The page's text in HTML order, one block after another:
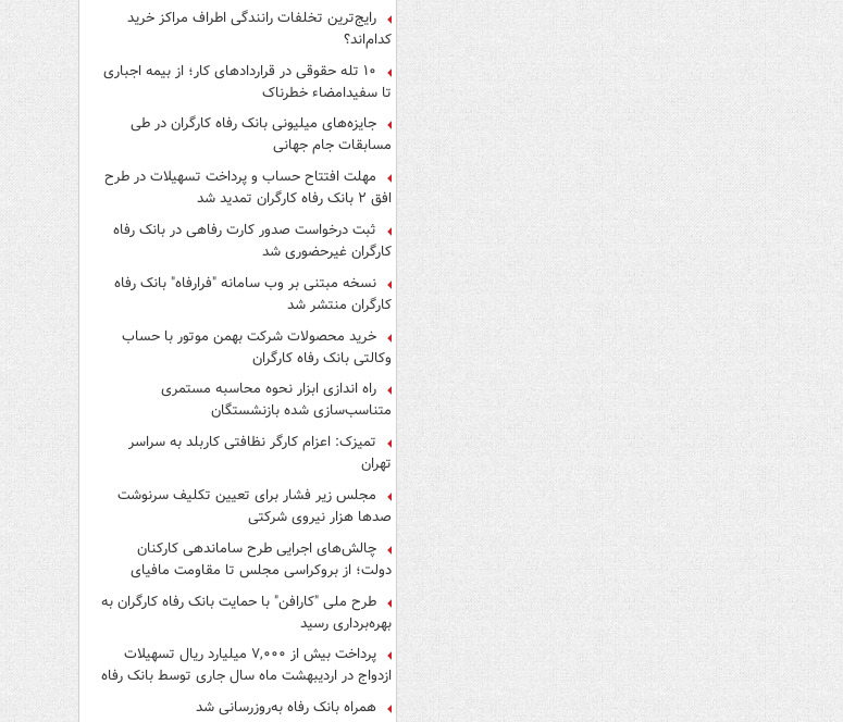
رایج‌ترین تخلفات رانندگی اطراف مراکز خرید
کدام‌اند؟
۱۰ تله حقوقی در قراردادهای کار؛ از بیمه اجباری
تا سفیدامضاء خطرناک
جایزه‌های میلیونی بانک رفاه کارگران در طی
مسابقات جام جهانی
مهلت افتتاح حساب و پرداخت تسهیلات در طرح
افق ۲ بانک رفاه کارگران تمدید شد
ثبت درخواست صدور کارت رفاهی در بانک رفاه
کارگران غیرحضوری شد
نسخه مبتنی بر وب سامانه "فرارفاه" بانک رفاه
کارگران منتشر شد
خرید محصولات شرکت بهمن موتور با حساب
وکالتی بانک رفاه کارگران
راه اندازی ابزار نحوه محاسبه مستمری
متناسب‌سازی شده بازنشستگان
تمیزک: اعزام کارگر نظافتی کاربلد به سراسر
تهران
مجلس زیر فشار برای تعیین تکلیف سرنوشت
صدها هزار نیروی شرکتی
چالش‌های اجرایی طرح ساماندهی کارکنان
دولت؛ از بروکراسی مجلس تا مقاومت مافیای
واسطه‌گری
طرح ملی "کارافن" با حمایت بانک رفاه کارگران به
بهره‌برداری رسید
پرداخت بیش از ۷,۰۰۰ میلیارد ریال تسهیلات
ازدواج در اردیبهشت ماه سال جاری توسط بانک رفاه
کارگران
همراه بانک رفاه به‌روزرسانی شد